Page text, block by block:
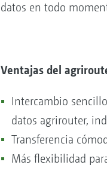
datos en todo
Ventajas del
Intercambio
datos agrirouter,
Transferencia
Más flexibilidad